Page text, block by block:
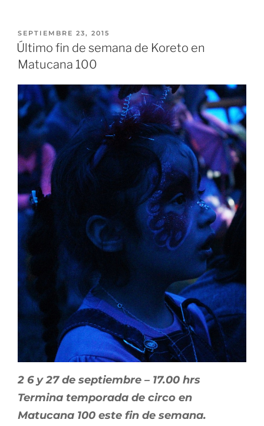
SEPTIEMBRE 23, 2015
Último fin de semana de Koreto en
Matucana 100
2 6 y 27 de septiembre – 17.00 hrs
Termina temporada de circo en
Matucana 100 este fin de semana.